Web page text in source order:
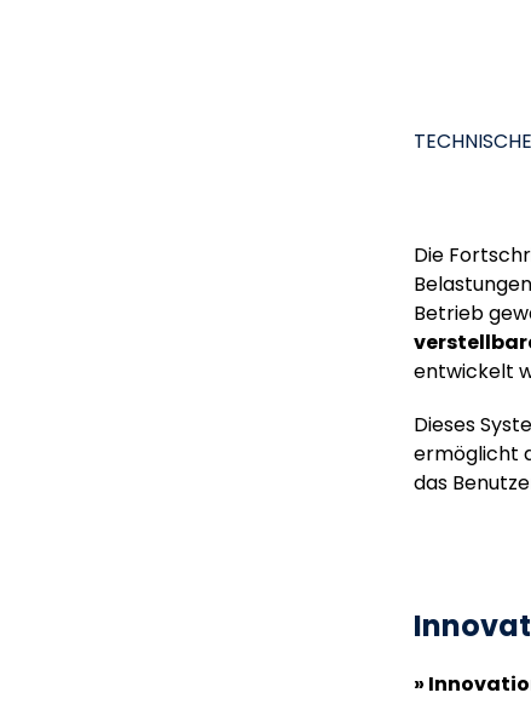
Die
Betrieb
entwickelt
Dieses
ermöglicht
das
»